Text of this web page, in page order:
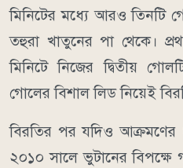
মিনিটের মধ্যে আরও তিনটি
তহুরা খাতুনের পা থেকে।
মিনিটে নিজের দ্বিতীয়
গোলের বিশাল লিড নিয়েই
বিরতির পর যদিও
২০১০ সালে ভুটানের